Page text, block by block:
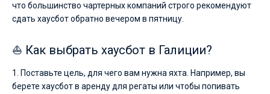
что большинство чартерных компаний строго рекомендуют
сдать хаусбот обратно вечером в пятницу.
⛵ Как выбрать хаусбот в Галиции?
1. Поставьте цель, для чего вам нужна яхта. Например, вы
берете хаусбот в аренду для регаты или чтобы попивать